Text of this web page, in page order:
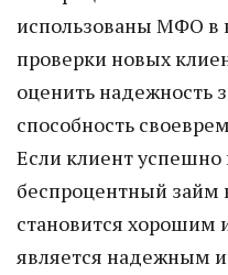
использованы МФО в
проверки новых
оценить надежность
способность
Если клиент успешно
беспроцентный займ
становится хорошим
является надежным